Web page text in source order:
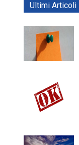
Ultimi Articoli